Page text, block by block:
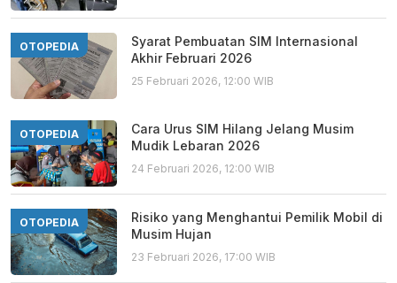
OTOPEDIA
Syarat Pembuatan SIM Internasional
Akhir Februari 2026
25 Februari 2026, 12:00 WIB
OTOPEDIA
Cara Urus SIM Hilang Jelang Musim
Mudik Lebaran 2026
24 Februari 2026, 12:00 WIB
OTOPEDIA
Risiko yang Menghantui Pemilik Mobil di
Musim Hujan
23 Februari 2026, 17:00 WIB